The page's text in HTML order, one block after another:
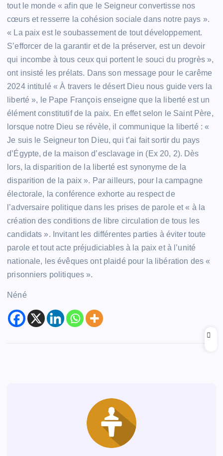
tout le monde « afin que le Seigneur convertisse nos
cœurs et resserre la cohésion sociale dans notre pays ».
« La paix est le soubassement de tout développement.
S’efforcer de la garantir et de la préserver, est un devoir
qui incombe à tous ceux qui portent le souci du progrès »,
ont insisté les prélats. Dans son message pour le carême
2024 intitulé « À travers le désert Dieu nous guide vers la
liberté », le Pape François enseigne que la liberté est un
élément constitutif de la paix. En effet selon le Saint Père,
lorsque notre Dieu se révèle, il communique la liberté : «
Je suis le Seigneur ton Dieu, qui t’ai fait sortir du pays
d’Égypte, de la maison d’esclavage in (Ex 20, 2). Dès
lors, la disparition de la liberté est synonyme de la
disparition de la paix ». Par ailleurs, pour la campagne
électorale, la conférence exhorte au respect de
l’adversaire politique dans les prises de parole et « à la
création des conditions de libre circulation de tous les
candidats ». Invitant les différentes parties à éviter toute
parole et tout acte préjudiciables à la paix et à l’unité
nationale, les évêques ont plaidé pour la libération des «
prisonniers politiques ».
Néné